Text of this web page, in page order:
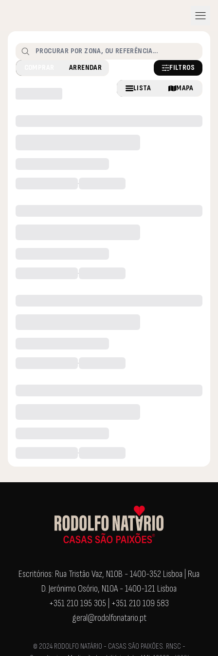
menu
ARRENDAR
Pesquisar
FILTROS
LISTA MAPA
Escritórios: Rua Tristão Vaz, N10B - 1400-352 Lisboa | Rua
D. Jerónimo Osório, N10A - 1400-121 Lisboa
+351 210 195 305 | +351 210 109 583
geral@rodolfonatario.pt
© 2024 RODOLFO NATÁRIO - CASAS SÃO PAIXÕES. RNSC -